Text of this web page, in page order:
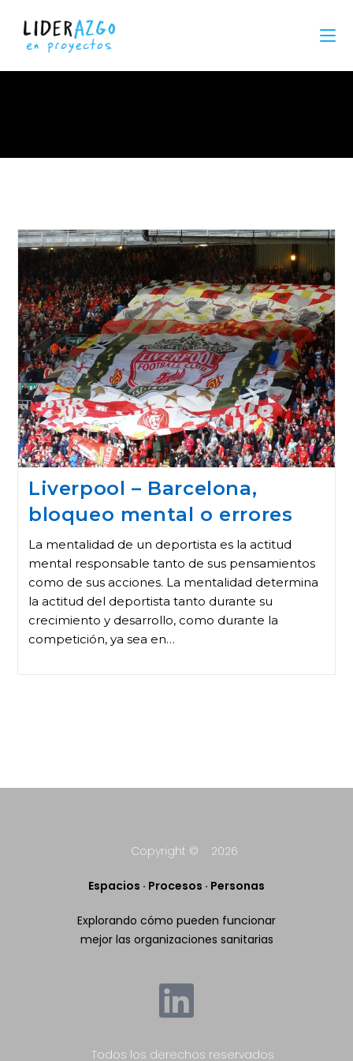
Liverpool – Barcelona,
bloqueo mental o errores
La mentalidad de un deportista es la actitud
mental responsable tanto de sus pensamientos
como de sus acciones. La mentalidad determina
la actitud del deportista tanto durante su
crecimiento y desarrollo, como durante la
competición, ya sea en…
Copyright © 2026
Espacios · Procesos · Personas
Explorando cómo pueden funcionar
mejor las organizaciones sanitarias
Todos los derechos reservados